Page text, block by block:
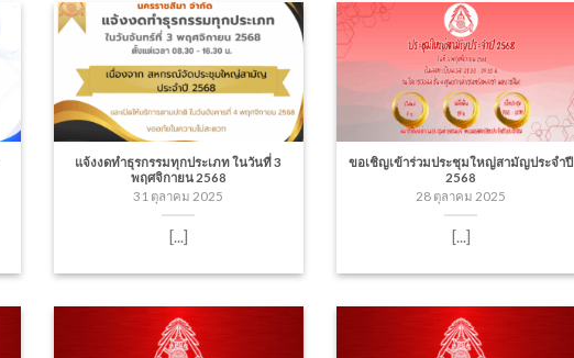
แจ้งงดทำธุรกรรมทุกประเภท ในวันที่ 3
พฤศจิกายน 2568
31 ตุลาคม 2025
[...]
ขอเชิญเข้าร่วมประชุมใหญ่สามัญประจำปี
2568
28 ตุลาคม 2025
[...]